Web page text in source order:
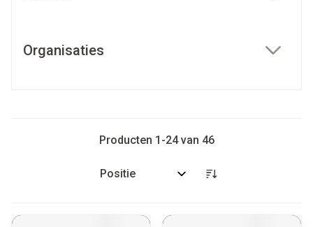
Organisaties
Producten 1 -24van 46
Sorteer op: